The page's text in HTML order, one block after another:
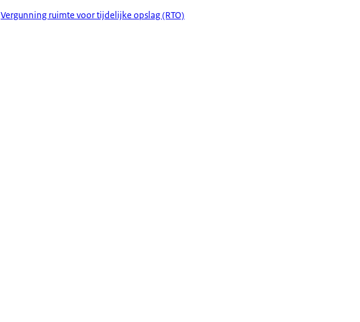
Vergunning ruimte voor tijdelijke opslag (RTO)